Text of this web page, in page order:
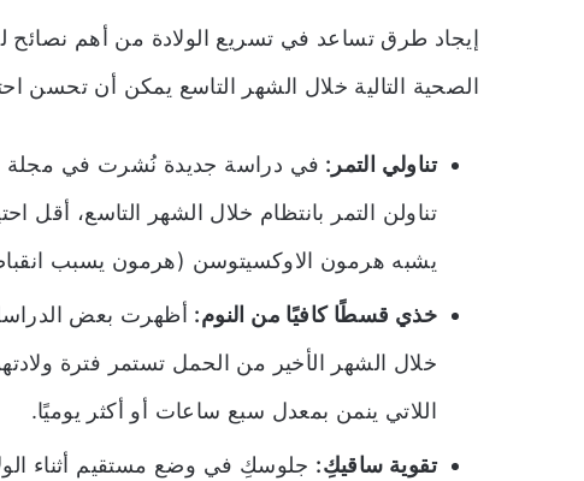
إيجاد طرق تساعد في تسريع الولادة من أهم نصائح
الصحية التالية خلال الشهر التاسع يمكن أن
تناولي التمر: في دراسة جديدة نُشرت في مجلة
تناولن التمر بانتظام خلال الشهر التاسع،
يشبه هرمون الاوكسيتوسن (هرمون يسبب
خذي قسطًا كافيًا من النوم: أظهرت بعض
خلال الشهر الأخير من الحمل تستمر فترة
اللاتي ينمن بمعدل سبع ساعات أو أكثر يوميًا.
تقوية ساقيكِ: جلوسكِ في وضع مستقيم أثناء